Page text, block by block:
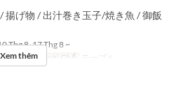
揚げ物 / 出汁巻き玉子/焼き魚 / 御飯
Thg 8, 17 Thg 8 ~
trưa Các Loại Ghế テーブル
Xem thêm